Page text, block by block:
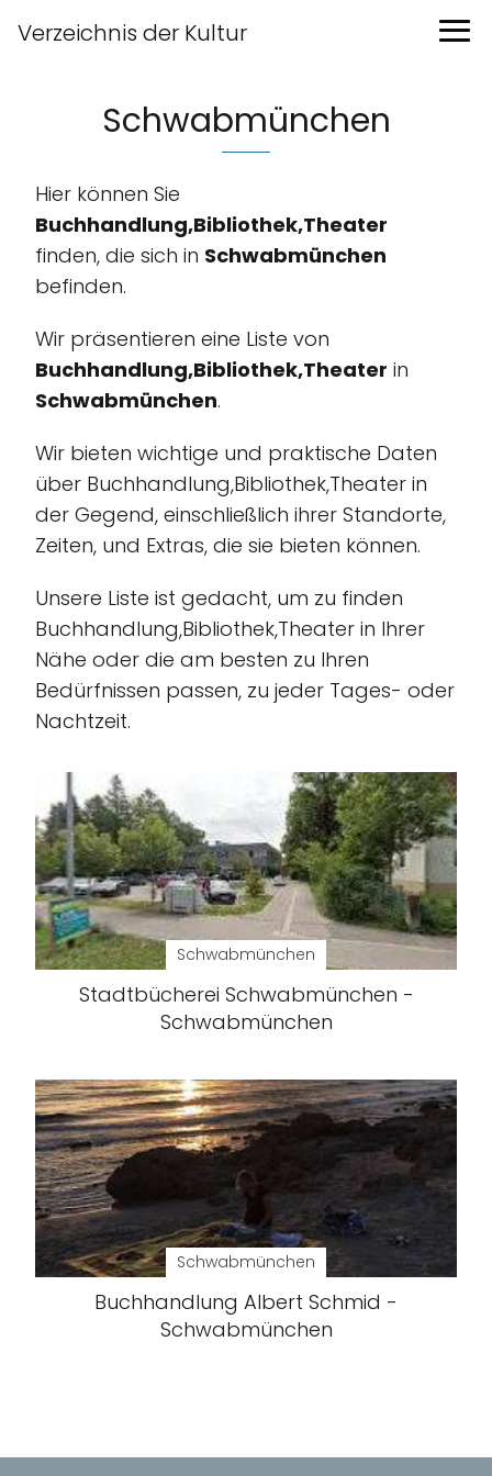
Verzeichnis der Kultur
Schwabmünchen
Hier können Sie
Buchhandlung,Bibliothek,Theater
finden, die sich in Schwabmünchen
befinden.
Wir präsentieren eine Liste von
Buchhandlung,Bibliothek,Theater in
Schwabmünchen.
Wir bieten wichtige und praktische Daten
über Buchhandlung,Bibliothek,Theater in
der Gegend, einschließlich ihrer Standorte,
Zeiten, und Extras, die sie bieten können.
Unsere Liste ist gedacht, um zu finden
Buchhandlung,Bibliothek,Theater in Ihrer
Nähe oder die am besten zu Ihren
Bedürfnissen passen, zu jeder Tages- oder
Nachtzeit.
Schwabmünchen
Stadtbücherei Schwabmünchen -
Schwabmünchen
Schwabmünchen
Buchhandlung Albert Schmid -
Schwabmünchen